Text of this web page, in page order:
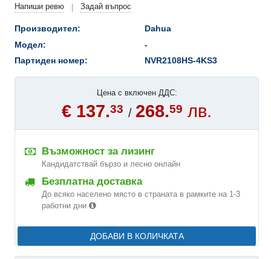
Напиши ревю
| Задай въпрос
Производител:
Dahua
Модел:
-
Партиден номер:
NVR2108HS-4KS3
Цена с включен ДДС:
€ 137.33 / 268.59 лв.
Възможност за лизинг
Кандидатствай бързо и лесно онлайн
Безплатна доставка
До всяко населено място в страната в рамките на 1-3
работни дни
ДОБАВИ В КОЛИЧКАТА